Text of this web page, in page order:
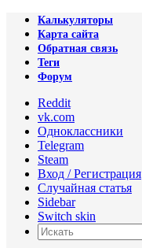
Калькуляторы
Карта сайта
Обратная связь
Теги
Форум
Reddit
vk.com
Одноклассники
Telegram
Steam
Вход / Регистрация
Случайная статья
Sidebar
Switch skin